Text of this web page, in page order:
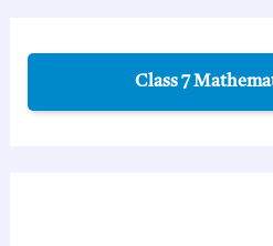
Class 7